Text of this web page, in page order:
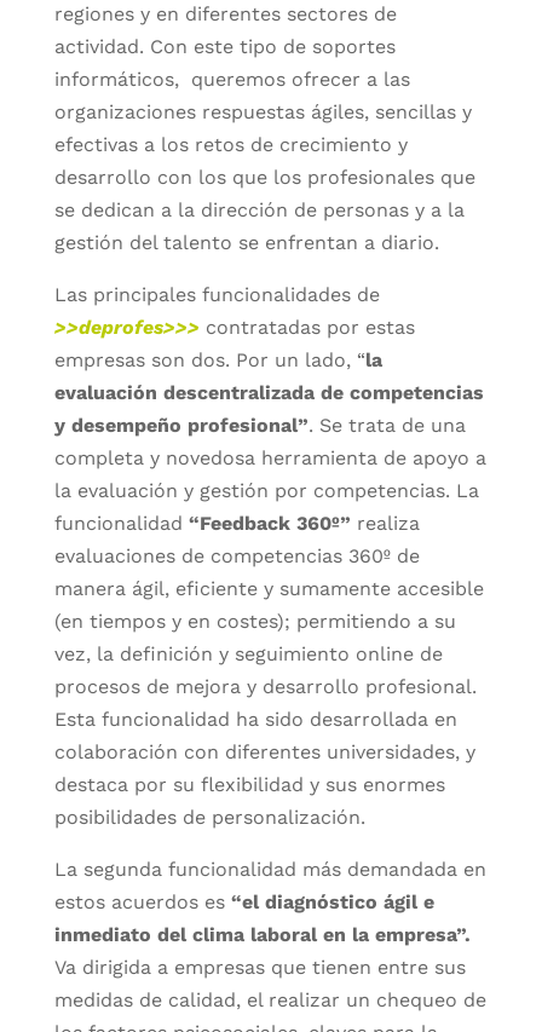
regiones y en diferentes sectores de
actividad. Con este tipo de soportes
informáticos, queremos ofrecer a las
organizaciones respuestas ágiles, sencillas y
efectivas a los retos de crecimiento y
desarrollo con los que los profesionales que
se dedican a la dirección de personas y a la
gestión del talento se enfrentan a diario.
Las principales funcionalidades de
>>deprofes>>> contratadas por estas
empresas son dos. Por un lado, “la
evaluación descentralizada de competencias
y desempeño profesional”. Se trata de una
completa y novedosa herramienta de apoyo a
la evaluación y gestión por competencias. La
funcionalidad “Feedback 360º” realiza
evaluaciones de competencias 360º de
manera ágil, eficiente y sumamente accesible
(en tiempos y en costes); permitiendo a su
vez, la definición y seguimiento online de
procesos de mejora y desarrollo profesional.
Esta funcionalidad ha sido desarrollada en
colaboración con diferentes universidades, y
destaca por su flexibilidad y sus enormes
posibilidades de personalización.
La segunda funcionalidad más demandada en
estos acuerdos es “el diagnóstico ágil e
inmediato del clima laboral en la empresa”.
Va dirigida a empresas que tienen entre sus
medidas de calidad, el realizar un chequeo de